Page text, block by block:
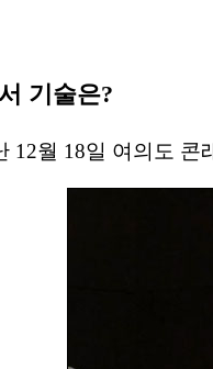
기술은?
12월 18일 여의도